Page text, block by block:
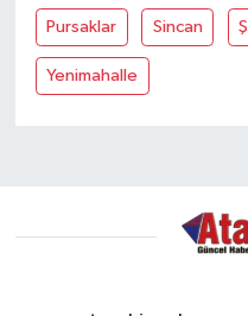
Pursaklar Sincan
Yenimahalle